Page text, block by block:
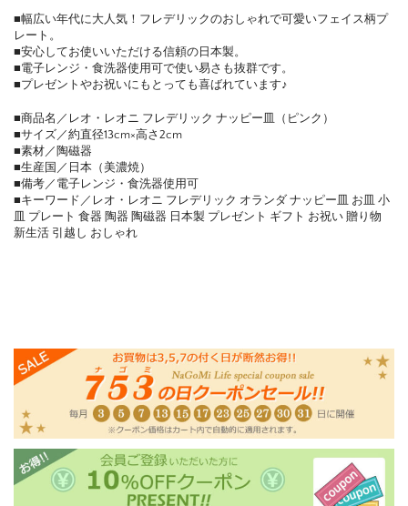
■幅広い年代に大人気！フレデリックのおしゃれで可愛いフェイス柄プ
レート。
■安心してお使いいただける信頼の日本製。
■電子レンジ・食洗器使用可で使い易さも抜群です。
■プレゼントやお祝いにもとっても喜ばれています♪
■商品名／レオ・レオニ フレデリック ナッピー皿（ピンク）
■サイズ／約直径13cm×高さ2cm
■素材／陶磁器
■生産国／日本（美濃焼）
■備考／電子レンジ・食洗器使用可
■キーワード／レオ・レオニ フレデリック オランダ ナッピー皿 お皿 小
皿 プレート 食器 陶器 陶磁器 日本製 プレゼント ギフト お祝い 贈り物
新生活 引越し おしゃれ